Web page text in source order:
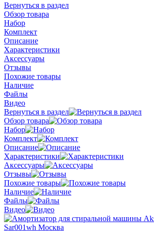
Вернуться в раздел
Обзор товара
Набор
Комплект
Описание
Характеристики
Аксессуары
Отзывы
Похожие товары
Наличие
Файлы
Видео
Вернуться в раздел
Обзор товара
Набор
Комплект
Описание
Характеристики
Аксессуары
Отзывы
Похожие товары
Наличие
Файлы
Видео